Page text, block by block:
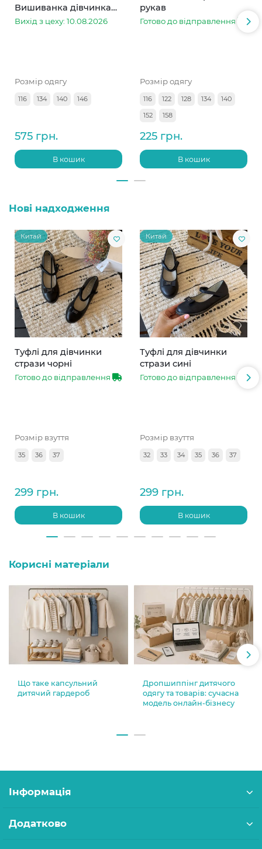
Вишиванка дівчинка
колоски
Вихід з цеху: 10.08.2026
Розмір одягу
116 134 140 146
575 грн.
В кошик
рукав
Готово до відправлення
Розмір одягу
116 122 128 134
140
152
158
225 грн.
В кошик
Нові надходження
Китай
Туфлі для дівчинки
стрази чорні
Готово до відправлення
Розмір взуття
35 36 37
299 грн.
В кошик
Китай
Туфлі для дівчинки
стрази сині
Готово до відправлення
Розмір взуття
32 33 34 35 36 37
299 грн.
В кошик
Корисні матеріали
Що таке капсульний
дитячий гардероб
Дропшиппінг дитячого
одягу та товарів: сучасна
модель онлайн-бізнесу
Інформація
Додатково